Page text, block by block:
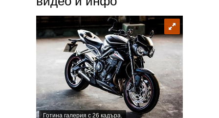
Готина галерия с 26 кадъра.